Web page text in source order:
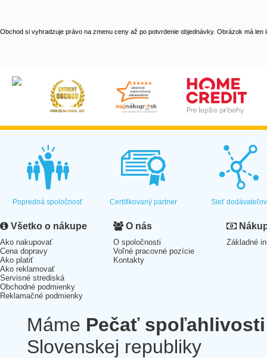
Obchod si vyhradzuje právo na zmenu ceny až po potvrdenie objednávky. Obrázok má len
Popredná spoločnosť Certifikovaný partner Sieť dodávateľov
Všetko o nákupe
Ako nakupovať
Cena dopravy
Ako platiť
Ako reklamovať
Servisné strediská
Obchodné podmienky
Reklamačné podmienky
O nás
O spoločnosti
Voľné pracovné pozície
Kontakty
Základné
Máme Pečať spoľahlivosti
Slovenskej republiky